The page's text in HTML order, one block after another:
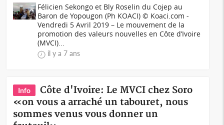
Félicien Sekongo et Bly Roselin du Cojep au
Baron de Yopougon (Ph KOACI) © Koaci.com -
Vendredi 5 Avril 2019 – Le mouvement de la
promotion des valeurs nouvelles en Côte d’Ivoire
(MVCI)...
il y a 7 ans
Info
Côte d'Ivoire: Le MVCI chez Soro
«on vous a arraché un tabouret, nous
sommes venus vous donner un